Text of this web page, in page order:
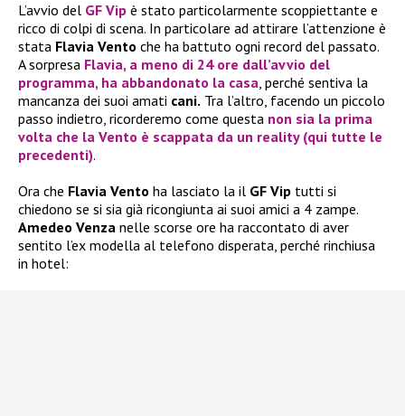
L’avvio del GF Vip è stato particolarmente scoppiettante e
ricco di colpi di scena. In particolare ad attirare l’attenzione è
stata Flavia Vento che ha battuto ogni record del passato.
A sorpresa Flavia, a meno di 24 ore dall’avvio del
programma, ha abbandonato la casa, perché sentiva la
mancanza dei suoi amati cani. Tra l’altro, facendo un piccolo
passo indietro, ricorderemo come questa non sia la prima
volta che la Vento è scappata da un reality (qui tutte le
precedenti).
Ora che Flavia Vento ha lasciato la il GF Vip tutti si
chiedono se si sia già ricongiunta ai suoi amici a 4 zampe.
Amedeo Venza nelle scorse ore ha raccontato di aver
sentito l’ex modella al telefono disperata, perché rinchiusa
in hotel: